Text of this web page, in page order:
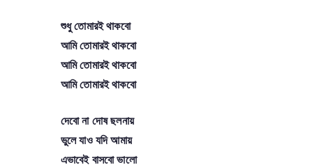
শুধু তোমারই থাকবো
আমি তোমারই থাকবো
আমি তোমারই থাকবো
আমি তোমারই থাকবো
দেবো না দোষ ছলনায়
ভুলে যাও যদি আমায়
এভাবেই বাসবো ভালো